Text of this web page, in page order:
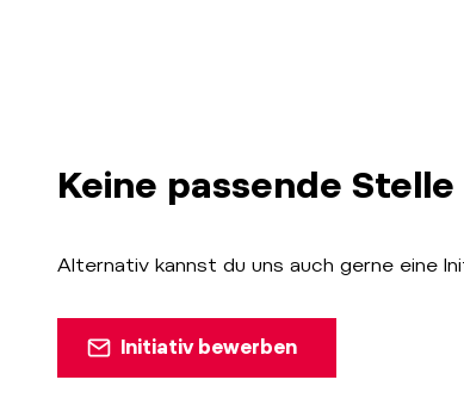
Keine passende
Alternativ kannst du uns auch gerne eine
Initiativ bewerben